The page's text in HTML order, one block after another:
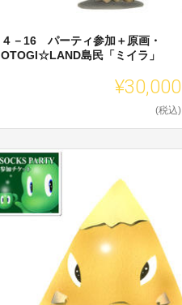
４－16 パーティ参加＋原画・
OTOGI☆LAND島民「ミイラ」
¥30,000
(税込)